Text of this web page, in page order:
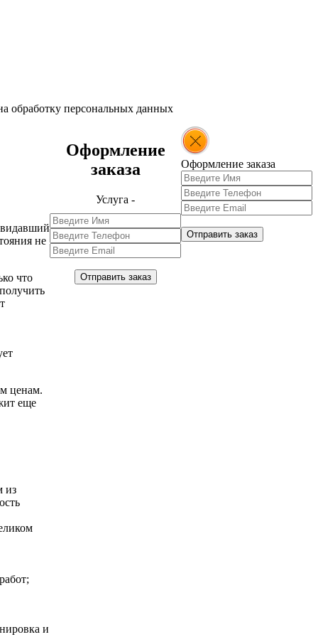
обработку персональных данных
видавший
не
что
ценам.
еще
из
и
Оформление
заказа
Услуга -
Отправить заказ
Оформление заказа
Отправить заказ